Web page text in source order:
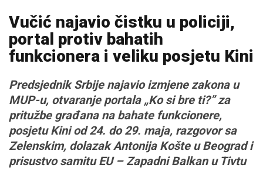
Vučić najavio čistku u policiji,
portal protiv bahatih
funkcionera i veliku posjetu Kini
Predsjednik Srbije najavio izmjene zakona u
MUP-u, otvaranje portala „Ko si bre ti?” za
pritužbe građana na bahate funkcionere,
posjetu Kini od 24. do 29. maja, razgovor sa
Zelenskim, dolazak Antonija Košte u Beograd i
prisustvo samitu EU – Zapadni Balkan u Tivtu